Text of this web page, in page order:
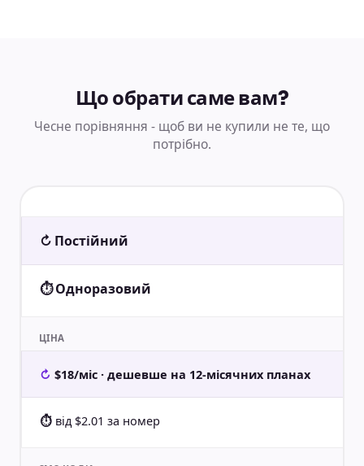
Що обрати саме вам?
Чесне порівняння - щоб ви не купили не те, що
потрібно.
↻ Постійний
⏱ Одноразовий
ЦІНА
$18/міс · дешевше на 12-місячних планах
від $2.01 за номер